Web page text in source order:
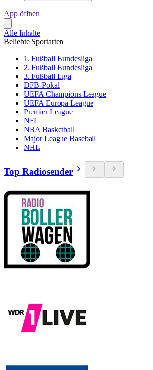
App öffnen
Alle Inhalte
Beliebte Sportarten
1. Fußball Bundesliga
2. Fußball Bundesliga
3. Fußball Liga
DFB-Pokal
UEFA Champions League
UEFA Europa League
Premier League
NFL
NBA Basketball
Major League Baseball
NHL
Top Radiosender